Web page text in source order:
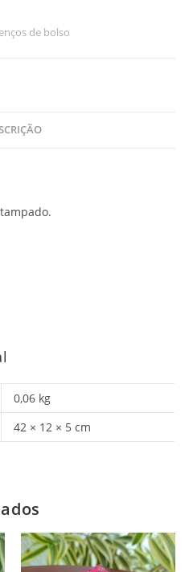
de bolso
0,06 kg
42 × 12 × 5 cm